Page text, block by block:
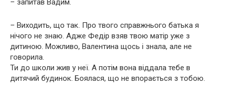
– запитав Вадим.
– Виходить, що так. Про твого справжнього батька я
нічого не знаю. Адже Федір взяв твою матір уже з
дитиною. Можливо, Валентина щось і знала, але не
говорила.
Ти до школи жив у неї. А потім вона віддала тебе в
дитячий будинок. Боялася, що не впорається з тобою.